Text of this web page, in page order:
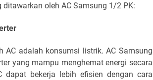
oleh AC Samsung 1/2 PK:
adalah konsumsi listrik. AC Samsung
yang mampu menghemat energi secara
dapat bekerja lebih efisien dengan cara